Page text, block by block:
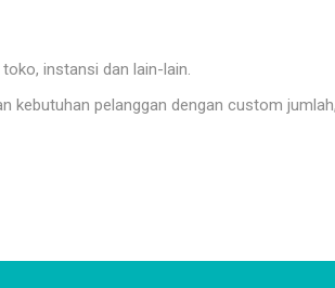
instansi dan lain-lain.
kebutuhan pelanggan dengan custom